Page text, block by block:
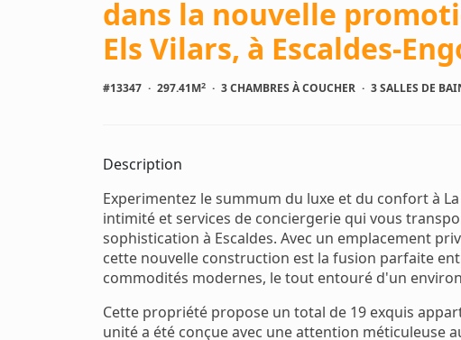
dans la nouvelle
Els Vilars, à Escaldes-
#13347 · 297.41M2 · 3 CHAMBRES À COUCHER · 3 SALLES DE
Description
Experimentez le summum du luxe et du confort à
intimité et services de conciergerie qui vous
sophistication à Escaldes. Avec un emplacement
cette nouvelle construction est la fusion parfaite
commodités modernes, le tout entouré d'un
Cette propriété propose un total de 19 exquis
unité a été conçue avec une attention méticuleuse